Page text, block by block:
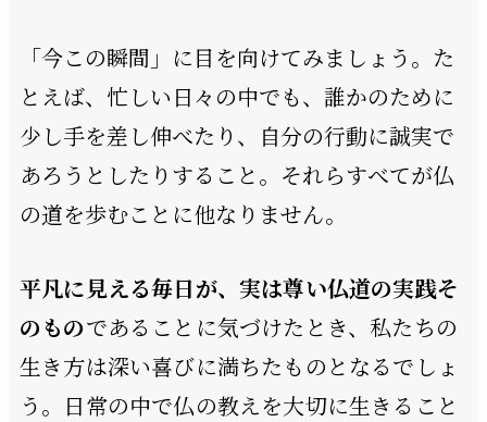
「今この瞬間」に目を向けてみましょう。た
とえば、忙しい日々の中でも、誰かのために
少し手を差し伸べたり、自分の行動に誠実で
あろうとしたりすること。それらすべてが仏
の道を歩むことに他なりません。
平凡に見える毎日が、実は尊い仏道の実践そ
のものであることに気づけたとき、私たちの
生き方は深い喜びに満ちたものとなるでしょ
う。日常の中で仏の教えを大切に生きること